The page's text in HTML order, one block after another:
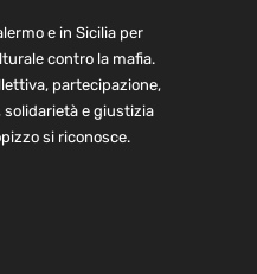
e in Sicilia per
contro la mafia.
partecipazione,
e giustizia
si riconosce.